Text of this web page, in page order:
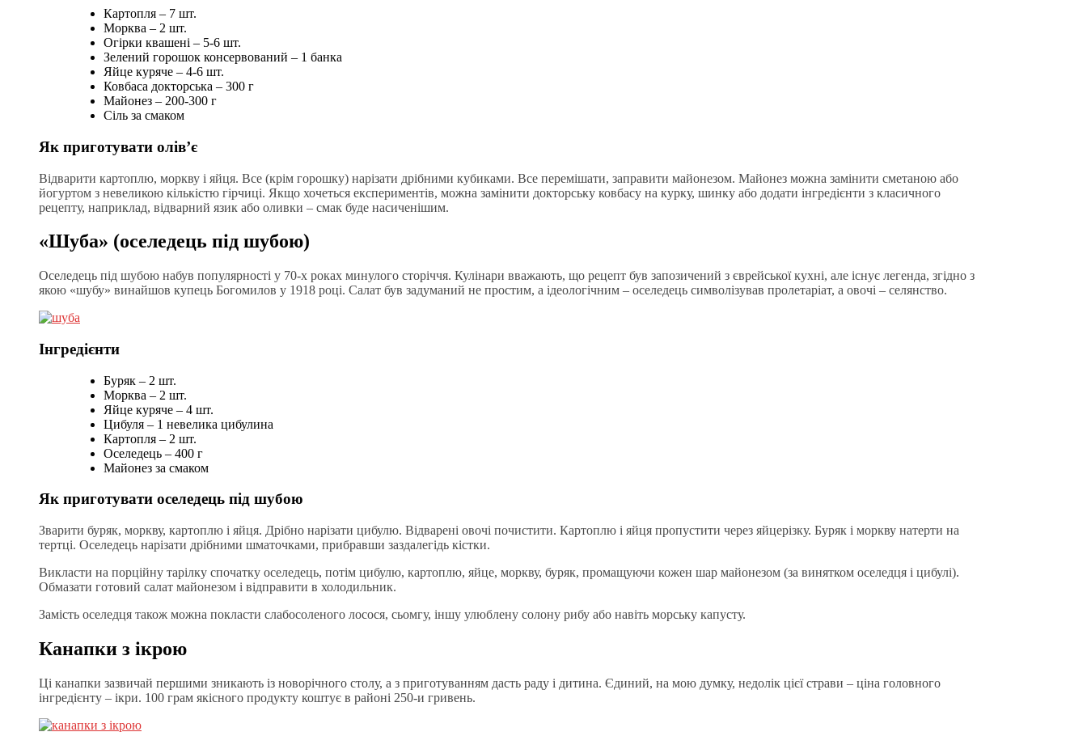
Картопля – 7 шт.
Морква – 2 шт.
Огірки квашені – 5-6 шт.
Зелений горошок консервований – 1 банка
Яйце куряче – 4-6 шт.
Ковбаса докторська – 300 г
Майонез – 200-300 г
Сіль за смаком
Як приготувати олів’є
Відварити картоплю, моркву і яйця. Все (крім горошку) нарізати дрібними кубиками. Все перемішати, заправити майонезом. Майонез можна замінити сметаною або
йогуртом з невеликою кількістю гірчиці. Якщо хочеться експериментів, можна замінити докторську ковбасу на курку, шинку або додати інгредієнти з класичного
рецепту, наприклад, відварний язик або оливки – смак буде насиченішим.
«Шуба» (оселедець під шубою)
Оселедець під шубою набув популярності у 70-х роках минулого сторіччя. Кулінари вважають, що рецепт був запозичений з єврейської кухні, але існує легенда, згідно з
якою «шубу» винайшов купець Богомилов у 1918 році. Салат був задуманий не простим, а ідеологічним – оселедець символізував пролетаріат, а овочі – селянство.
Інгредієнти
Буряк – 2 шт.
Морква – 2 шт.
Яйце куряче – 4 шт.
Цибуля – 1 невелика цибулина
Картопля – 2 шт.
Оселедець – 400 г
Майонез за смаком
Як приготувати оселедець під шубою
Зварити буряк, моркву, картоплю і яйця. Дрібно нарізати цибулю. Відварені овочі почистити. Картоплю і яйця пропустити через яйцерізку. Буряк і моркву натерти на
тертці. Оселедець нарізати дрібними шматочками, прибравши заздалегідь кістки.
Викласти на порційну тарілку спочатку оселедець, потім цибулю, картоплю, яйце, моркву, буряк, промащуючи кожен шар майонезом (за винятком оселедця і цибулі).
Обмазати готовий салат майонезом і відправити в холодильник.
Замість оселедця також можна покласти слабосоленого лосося, сьомгу, іншу улюблену солону рибу або навіть морську капусту.
Канапки з ікрою
Ці канапки зазвичай першими зникають із новорічного столу, а з приготуванням дасть раду і дитина. Єдиний, на мою думку, недолік цієї страви – ціна головного
інгредієнту – ікри. 100 грам якісного продукту коштує в районі 250-и гривень.